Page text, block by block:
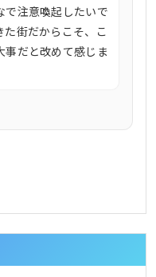
で注意喚起したいで
街だからこそ、こ
事だと改めて感じま